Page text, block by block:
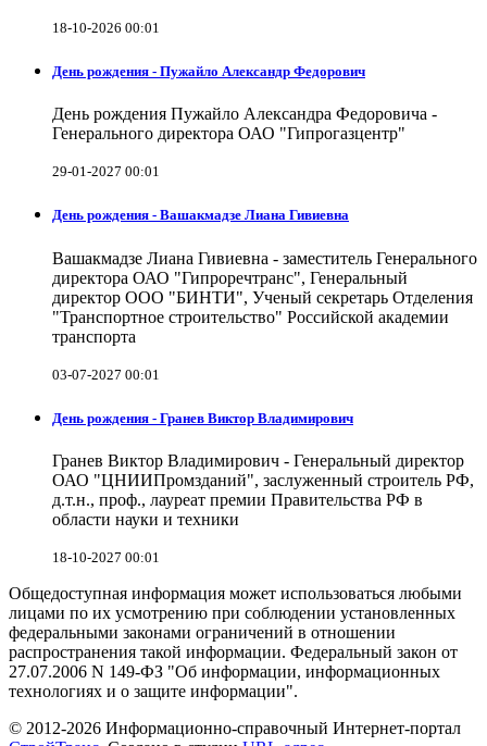
18-10-2026 00:01
День рождения - Пужайло Александр Федорович
День рождения Пужайло Александра Федоровича -
Генерального директора ОАО "Гипрогазцентр"
29-01-2027 00:01
День рождения - Вашакмадзе Лиана Гивиевна
Вашакмадзе Лиана Гивиевна - заместитель Генерального
директора ОАО "Гипроречтранс", Генеральный
директор ООО "БИНТИ", Ученый секретарь Отделения
"Транспортное строительство" Российской академии
транспорта
03-07-2027 00:01
День рождения - Гранев Виктор Владимирович
Гранев Виктор Владимирович - Генеральный директор
ОАО "ЦНИИПромзданий", заслуженный строитель РФ,
д.т.н., проф., лауреат премии Правительства РФ в
области науки и техники
18-10-2027 00:01
Общедоступная информация может использоваться любыми
лицами по их усмотрению при соблюдении установленных
федеральными законами ограничений в отношении
распространения такой информации. Федеральный закон от
27.07.2006 N 149-ФЗ "Об информации, информационных
технологиях и о защите информации".
© 2012-2026 Информационно-справочный Интернет-портал